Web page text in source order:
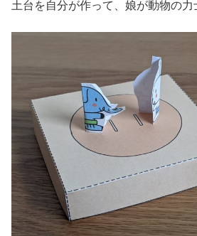
土台を自分が作って、娘が動物の力